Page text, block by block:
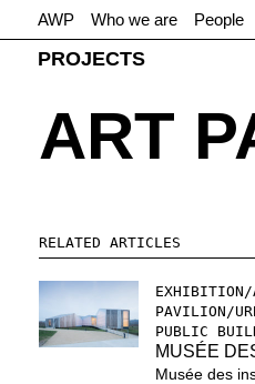
AWP Who we are People
PROJECTS
ART
RELATED ARTICLES
EXHIBITION/
PAVILION/
PUBLIC
MUSÉE
Musée des